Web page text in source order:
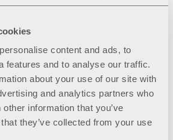
content and ads, to
features and to analyse our traffic.
about your use of our site with
and analytics partners who
information that you’ve
they’ve collected from your use
товари